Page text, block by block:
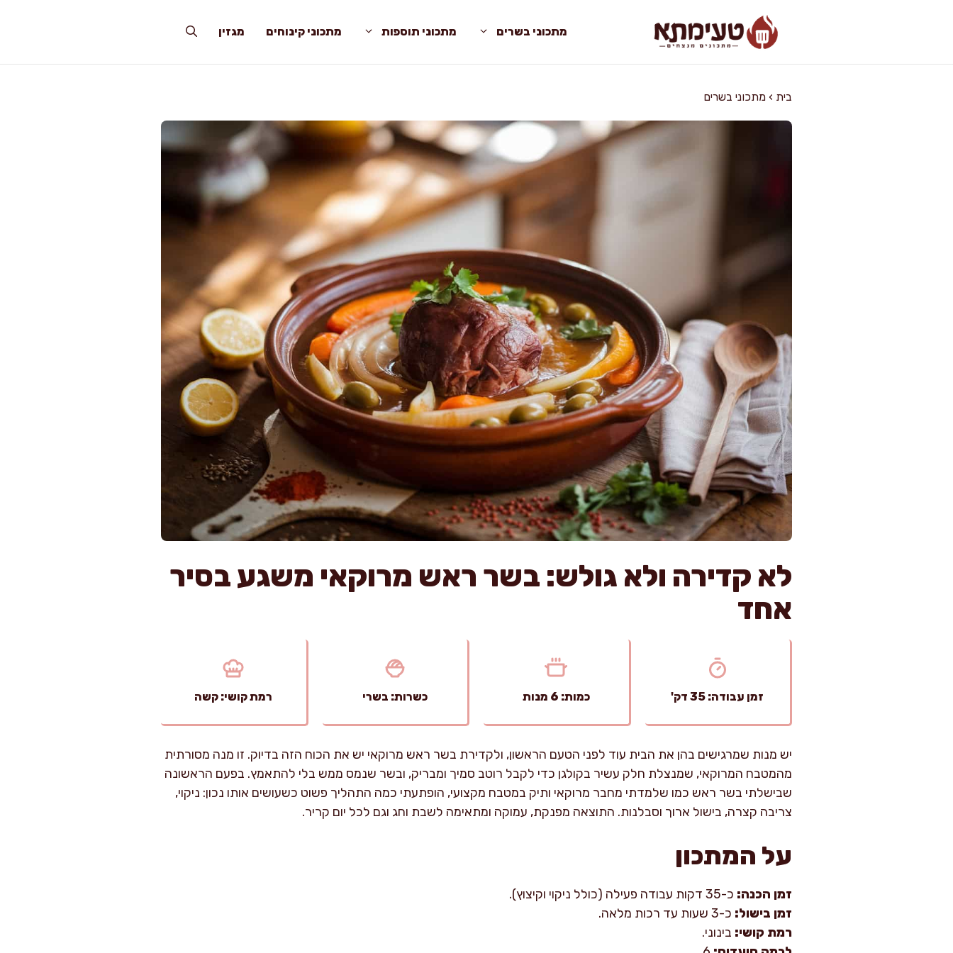
מתכוני בשרים מתכוני תוספות מתכוני קינוחים מגזין
בית › מתכוני בשרים
לא קדירה ולא גולש: בשר ראש מרוקאי משגע בסיר
אחד
זמן עבודה: 35 דק' כמות: 6 מנות כשרות: בשרי רמת קושי: קשה
יש מנות שמרגישים בהן את הבית עוד לפני הטעם הראשון, ולקדירת בשר ראש מרוקאי יש את הכוח הזה בדיוק. זו מנה מסורתית
מהמטבח המרוקאי, שמנצלת חלק עשיר בקולגן כדי לקבל רוטב סמיך ומבריק, ובשר שנמס ממש בלי להתאמץ. בפעם הראשונה
שבישלתי בשר ראש כמו שלמדתי מחבר מרוקאי ותיק במטבח מקצועי, הופתעתי כמה התהליך פשוט כשעושים אותו נכון: ניקוי,
צריבה קצרה, בישול ארוך וסבלנות. התוצאה מפנקת, עמוקה ומתאימה לשבת וחג וגם לכל יום קריר.
על המתכון
זמן הכנה: כ-35 דקות עבודה פעילה (כולל ניקוי וקיצוץ).
זמן בישול: כ-3 שעות עד רכות מלאה.
רמת קושי: בינוני.